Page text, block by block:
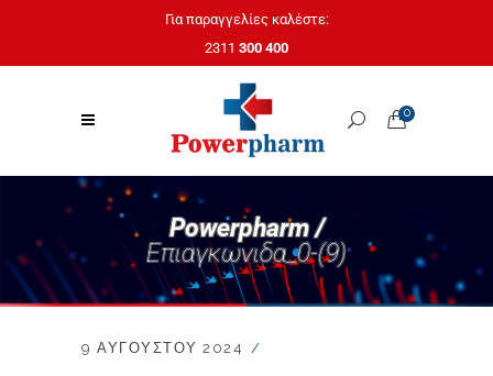
Για παραγγελίες καλέστε:
2311 300 400
0
Powerpharm /
Επιαγκωνιδα_0-(9)
9 ΑΥΓΟΎΣΤΟΥ 2024